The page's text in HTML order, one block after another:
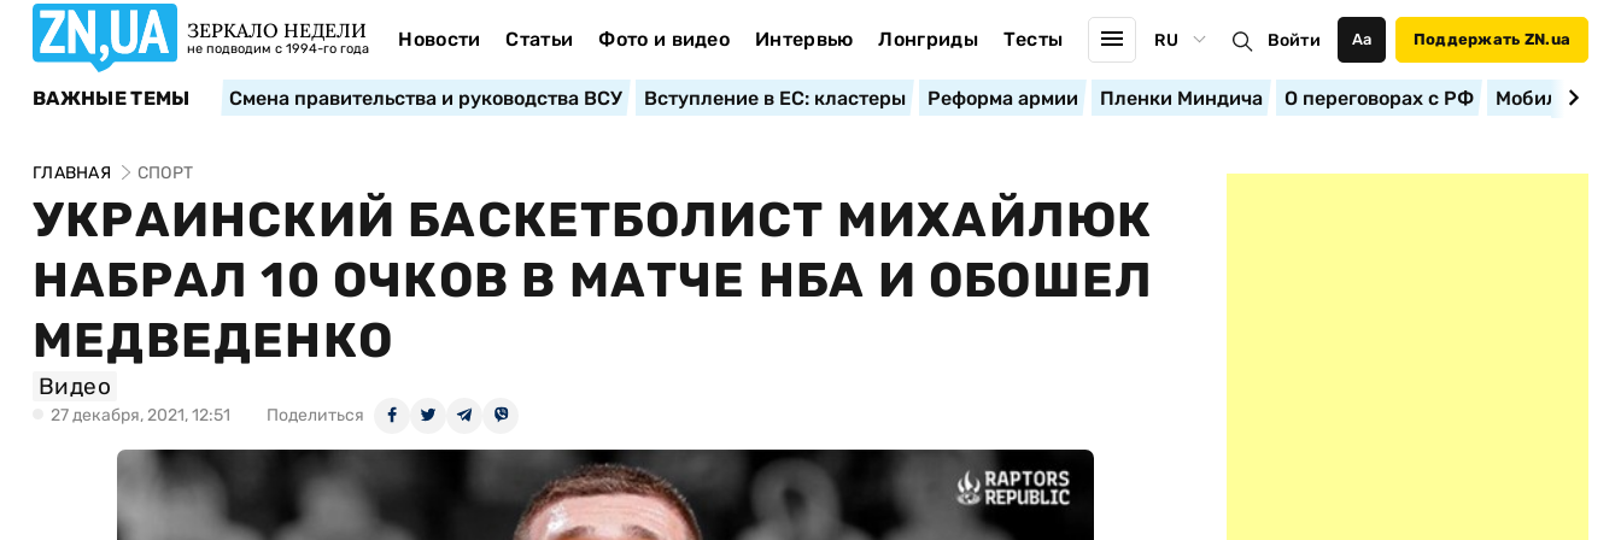
ЗЕРКАЛО НЕДЕЛИ
не подводим с 1994-го года Новости Статьи Фото и видео Интервью Лонгриды Тесты RU Войти Аа Поддержать ZN.ua
ВАЖНЫЕ ТЕМЫ Смена правительства и руководства ВСУ Вступление в ЕС: кластеры Реформа армии Пленки Миндича О переговорах с РФ
ГЛАВНАЯ СПОРТ
УКРАИНСКИЙ БАСКЕТБОЛИСТ МИХАЙЛЮК
НАБРАЛ 10 ОЧКОВ В МАТЧЕ НБА И ОБОШЕЛ
МЕДВЕДЕНКО
Видео
27 декабря, 2021, 12:51 Поделиться